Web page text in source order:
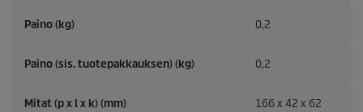
Paino (kg) 0,2
Paino (sis. tuotepakkauksen) (kg) 0,2
Mitat (p x l x k) (mm) 166 x 42 x 62